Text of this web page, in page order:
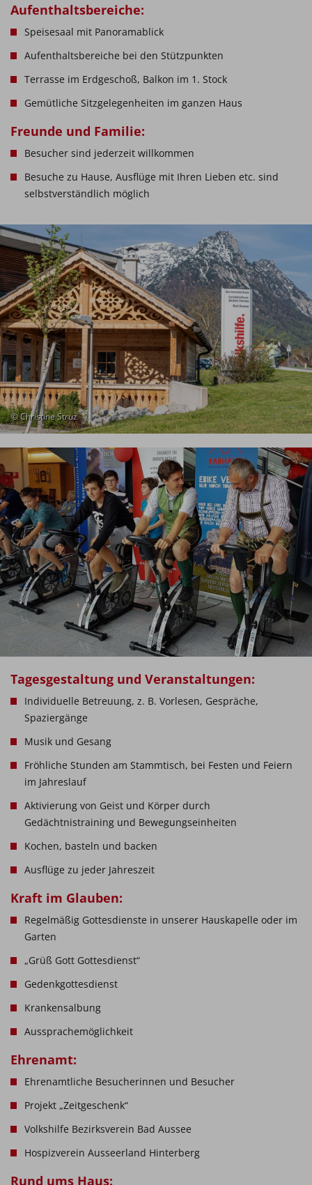
Aufenthaltsbereiche:
Speisesaal mit Panoramablick
Aufenthaltsbereiche bei den Stützpunkten
Terrasse im Erdgeschoß, Balkon im 1. Stock
Gemütliche Sitzgelegenheiten im ganzen Haus
Freunde und Familie:
Besucher sind jederzeit willkommen
Besuche zu Hause, Ausflüge mit Ihren Lieben etc. sind
selbstverständlich möglich
© Christine Struz
Tagesgestaltung und Veranstaltungen:
Individuelle Betreuung, z. B. Vorlesen, Gespräche,
Spaziergänge
Musik und Gesang
Fröhliche Stunden am Stammtisch, bei Festen und Feiern
im Jahreslauf
Aktivierung von Geist und Körper durch
Gedächtnistraining und Bewegungseinheiten
Kochen, basteln und backen
Ausflüge zu jeder Jahreszeit
Kraft im Glauben:
Regelmäßig Gottesdienste in unserer Hauskapelle oder im
Garten
„Grüß Gott Gottesdienst“
Gedenkgottesdienst
Krankensalbung
Aussprachemöglichkeit
Ehrenamt:
Ehrenamtliche Besucherinnen und Besucher
Projekt „Zeitgeschenk“
Volkshilfe Bezirksverein Bad Aussee
Hospizverein Ausseerland Hinterberg
Rund ums Haus: